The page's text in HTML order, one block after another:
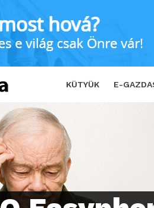
KÜTYÜK E-
AD – nagygombos